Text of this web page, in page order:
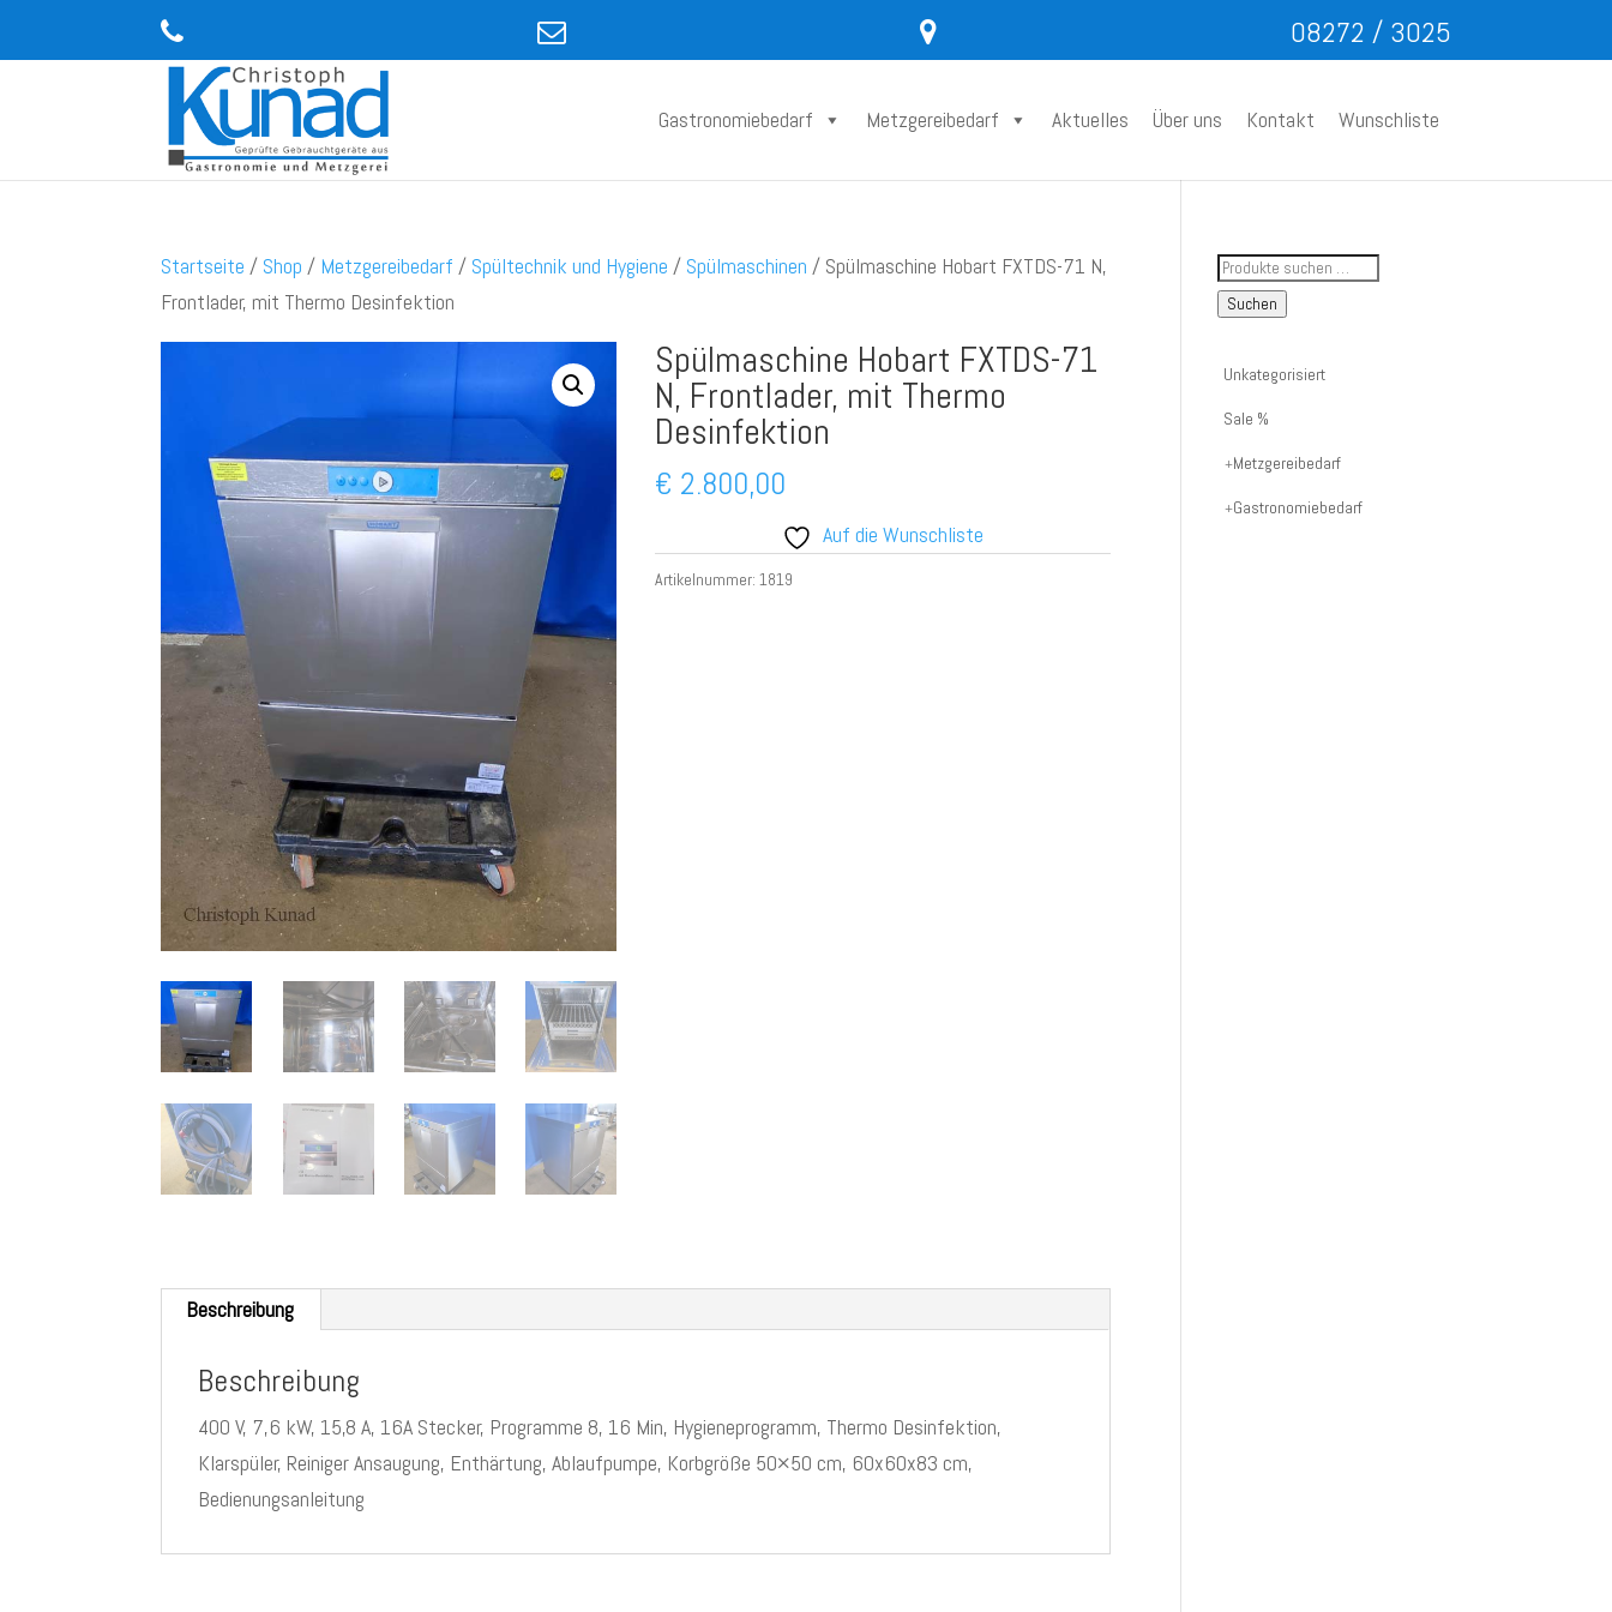
08272 / 3025
Gastronomiebedarf Metzgereibedarf Aktuelles Über uns Kontakt Wunschliste
Startseite / Shop / Metzgereibedarf / Spültechnik und Hygiene / Spülmaschinen / Spülmaschine Hobart FXTDS-71 N,
Frontlader, mit Thermo Desinfektion
Spülmaschine Hobart FXTDS-71
N, Frontlader, mit Thermo
Desinfektion
€ 2.800,00
Auf die Wunschliste
Artikelnummer:1819
Beschreibung
Beschreibung
400 V, 7,6 kW, 15,8 A, 16A Stecker, Programme 8, 16 Min, Hygieneprogramm, Thermo Desinfektion,
Klarspüler, Reiniger Ansaugung, Enthärtung, Ablaufpumpe, Korbgröße 50×50 cm, 60x60x83 cm,
Bedienungsanleitung
Suche
nach
oder
Produktname:
Suchen
Unkategorisiert
Sale %
Metzgereibedarf
Gastronomiebedarf